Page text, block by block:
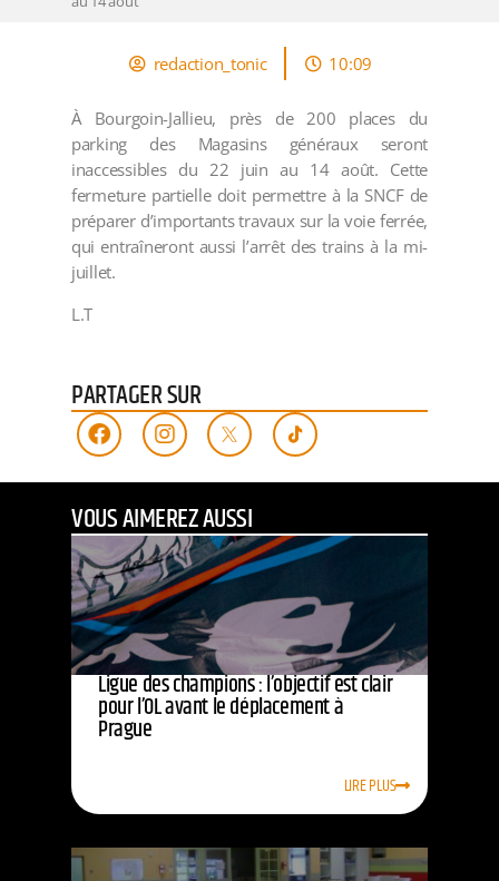
redaction_tonic 10:09
À Bourgoin-Jallieu, près de 200 places du
parking des Magasins généraux seront
inaccessibles du 22 juin au 14 août. Cette
fermeture partielle doit permettre à la SNCF de
préparer d’importants travaux sur la voie ferrée,
qui entraîneront aussi l’arrêt des trains à la mi-
juillet.
L.T
PARTAGER SUR
VOUS AIMEREZ AUSSI
Ligue des champions : l’objectif est clair
pour l’OL avant le déplacement à
Prague
LIRE PLUS